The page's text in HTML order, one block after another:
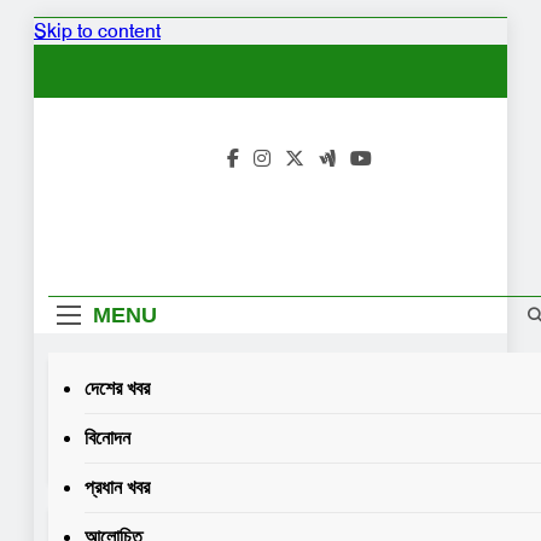
Skip to content
MENU
দেশের খবর
বিনোদন
প্রধান খবর